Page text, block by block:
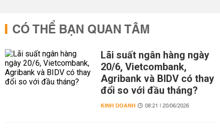
CÓ THỂ BẠN QUAN TÂM
Lãi suất ngân hàng ngày
20/6, Vietcombank,
Agribank và BIDV có thay
đổi so với đầu tháng?
KINH DOANH 08:21 | 20/06/2026